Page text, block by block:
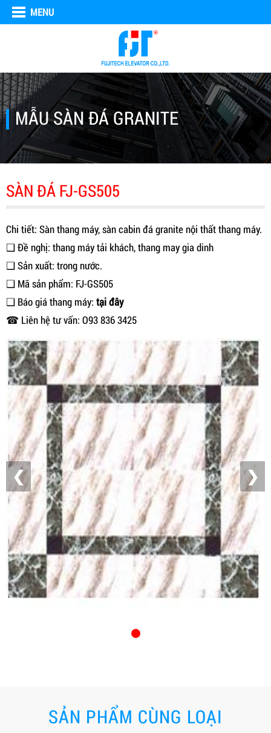
MENU
MẪU SÀN ĐÁ GRANITE
SÀN ĐÁ FJ-GS505
Chi tiết: Sàn thang máy, sàn cabin đá granite nội thất thang máy.
❑ Đề nghị: thang máy tải khách, thang may gia dinh
❑ Sản xuất: trong nước.
❑ Mã sản phẩm: FJ-GS505
❑ Báo giá thang máy: tại đây
☎ Liên hệ tư vấn: O93 836 3425
❮ ❯
SẢN PHẨM CÙNG LOẠI